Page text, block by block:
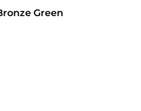
Green